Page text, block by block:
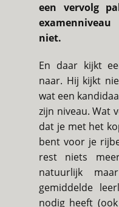
een vervolg
niet.
En daar kijkt
naar. Hij kijkt
wat een
zijn niveau. Wat
dat je met het
bent voor je
rest niets
natuurlijk
gemiddelde
nodig heeft